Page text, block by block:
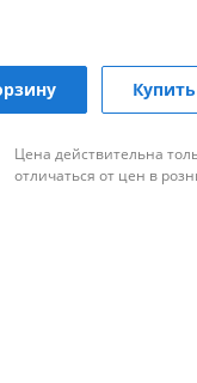
Цена действительна
отличаться от цен в